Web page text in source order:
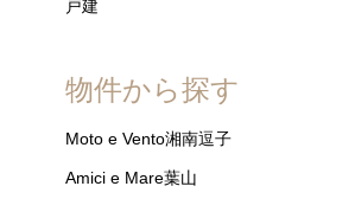
戸建
物件から探す
Moto e Vento湘南逗子
Amici e Mare葉山